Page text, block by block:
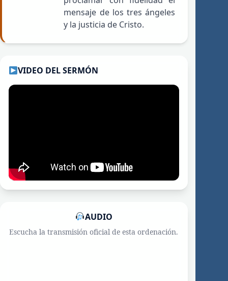
mensaje de los tres ángeles
y la justicia de Cristo.
VIDEO DEL SERMÓN
AUDIO
Escucha la transmisión oficial de esta ordenación.